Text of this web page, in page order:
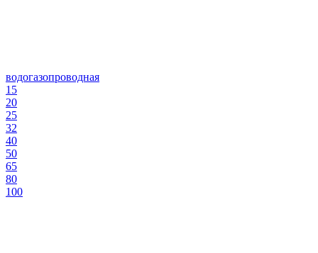
водогазопроводная
15
20
25
32
40
50
65
80
100